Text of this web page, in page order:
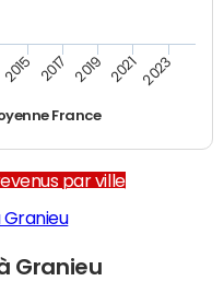
France
2015 2017 2019 2021 2023
par ville
Granieu